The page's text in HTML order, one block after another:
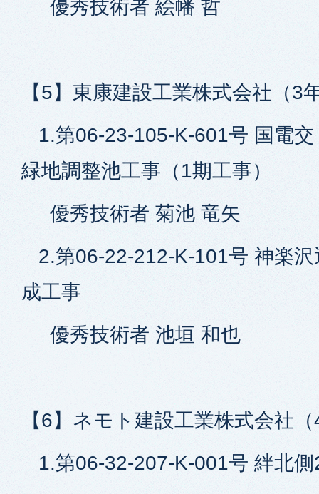
優秀技術者 絵幡 哲
【5】東康建設工業株式会社（3
1.第06-23-105-K-601号 国電交
緑地調整池工事（1期工事）
優秀技術者 菊池 竜矢
2.第06-22-212-K-101号 神楽沢
成工事
優秀技術者 池垣 和也
【6】ネモト建設工業株式会社
1.第06-32-207-K-001号 絆北側